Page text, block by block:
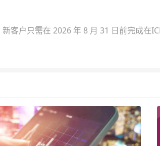
客户只需在 2026 年 8 月 31 日前完成在